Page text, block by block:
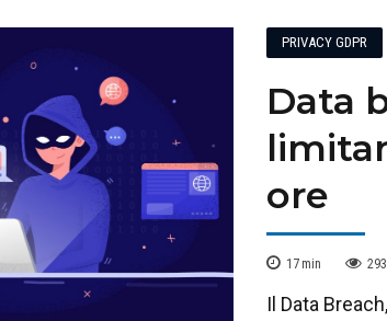
PRIVACY GDPR
Data
ore
17 min 293
Il Data